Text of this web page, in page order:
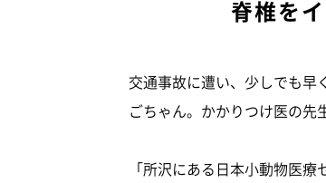
脊椎を
交通事故に遭い、少しでも早
ごちゃん。かかりつけ医の先
「所沢にある日本小動物医